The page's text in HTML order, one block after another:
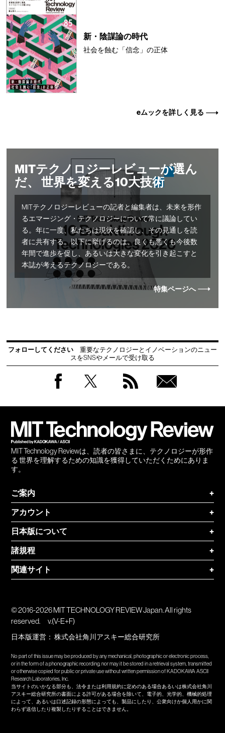
新・陰謀論の時代
社会を蝕む「信念」の正体
eムックを詳しく見る
MITテクノロジーレビューが選ん
だ、 世界を変える10大技術
MITテクノロジーレビューの記者と編集者は、未来を形作
るエマージング・テクノロジーについて常に議論してい
る。年に一度、私たちは現状を確認し、その見通しを読
者に共有する。以下に挙げるのは、良くも悪くも今後数
年間で進歩を促し、あるいは大きな変化を引き起こすと
本誌が考えるテクノロジーである。
特集ページへ
フォローしてください
重要なテクノロジーとイノベーションのニュー
スをSNSやメールで受け取る
MIT Technology Reviewは、読者の皆さまに、テクノロジーが形作
る 世界を理解するための知識を獲得していただくためにありま
す。
ご案内
+
アカウント
+
日本版について
+
諸規程
+
関連サイト
+
© 2016-2026 MIT TECHNOLOGY REVIEW Japan. All rights
reserved.
v.(V-E+F)
日本版運営：株式会社角川アスキー総合研究所
No part of this issue may be produced by any mechanical, photographic or electronic process,
or in the form of a phonographic recording, nor may it be stored in a retrieval system, transmitted
or otherwise copied for public or private use without written permission of KADOKAWA ASCII
Research Laboratories, Inc.
当サイトのいかなる部分も、法令または利用規約に定めのある場合あるいは株式会社角川
アスキー総合研究所の書面による許可がある場合を除いて、電子的、光学的、機械的処理
によって、あるいは口述記録の形態によっても、製品にしたり、公衆向けか個人用かに関
わらず送信したり複製したりすることはできません。